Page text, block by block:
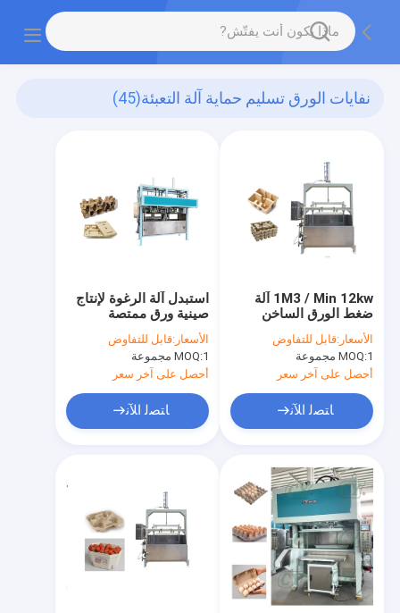
نفايات الورق تسليم حماية آلة التعبئة(45)
استبدل آلة الرغوة لإنتاج
صينية ورق ممتصة
للصدمات
الأسعار:قابل للتفاوض
MOQ:1 مجموعة
أحصل على آخر سعر
ﺎﺘﺼﻟ ﺍﻶﻧ
1M3 / Min 12kw آلة
ضغط الورق الساخن
لتصحيح علبة اللب
المشوهة
الأسعار:قابل للتفاوض
MOQ:1 مجموعة
أحصل على آخر سعر
ﺎﺘﺼﻟ ﺍﻶﻧ